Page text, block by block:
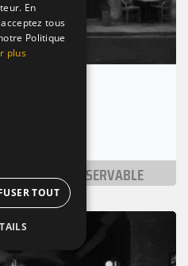
NON RÉSERVABLE
En
tous
Politique
plus
TOUT